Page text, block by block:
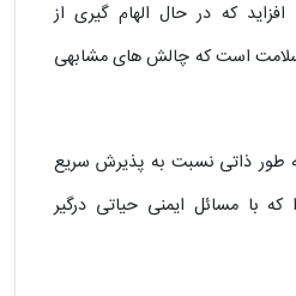
که در حال الهام‌ گیری از
است که چالش‌ های مشابهی
طور ذاتی نسبت به پذیرش سریع
با مسائل ایمنی حیاتی درگیر